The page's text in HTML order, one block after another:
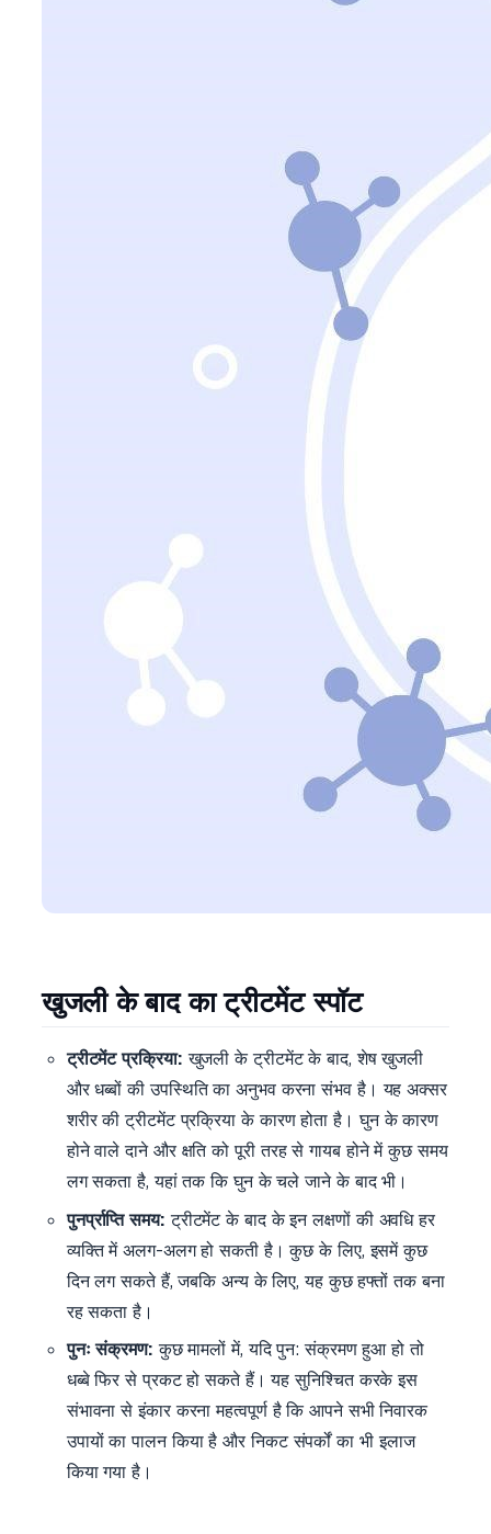
खुजली के बाद का ट्रीटमेंट स्पॉट
ट्रीटमेंट प्रक्रिया:खुजली के ट्रीटमेंट के बाद, शेष खुजली
और धब्बों की उपस्थिति का अनुभव करना संभव है। यह अक्सर
शरीर की ट्रीटमेंट प्रक्रिया के कारण होता है। घुन के कारण
होने वाले दाने और क्षति को पूरी तरह से गायब होने में कुछ समय
लग सकता है, यहां तक कि घुन के चले जाने के बाद भी।
पुनर्प्राप्ति समय:ट्रीटमेंट के बाद के इन लक्षणों की अवधि हर
व्यक्ति में अलग-अलग हो सकती है। कुछ के लिए, इसमें कुछ
दिन लग सकते हैं, जबकि अन्य के लिए, यह कुछ हफ्तों तक बना
रह सकता है।
पुनः संक्रमण:कुछ मामलों में, यदि पुन: संक्रमण हुआ हो तो
धब्बे फिर से प्रकट हो सकते हैं। यह सुनिश्चित करके इस
संभावना से इंकार करना महत्वपूर्ण है कि आपने सभी निवारक
उपायों का पालन किया है और निकट संपर्कों का भी इलाज
किया गया है।